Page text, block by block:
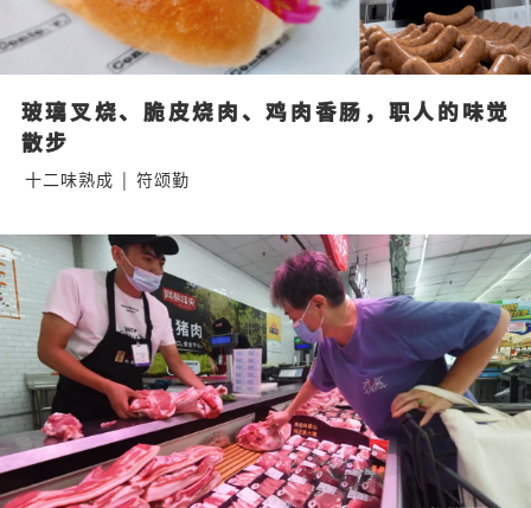
玻璃叉烧、脆皮烧肉、鸡肉香肠，职人的味觉
散步
十二味熟成 | 符颂勤